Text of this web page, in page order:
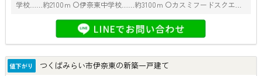
学校……約2100ｍ 〇伊奈東中学校……約3100ｍ 〇カスミフードスクエア
郵便局……約2150ｍ
値下がり つくばみらい市伊奈東の新築一戸建て